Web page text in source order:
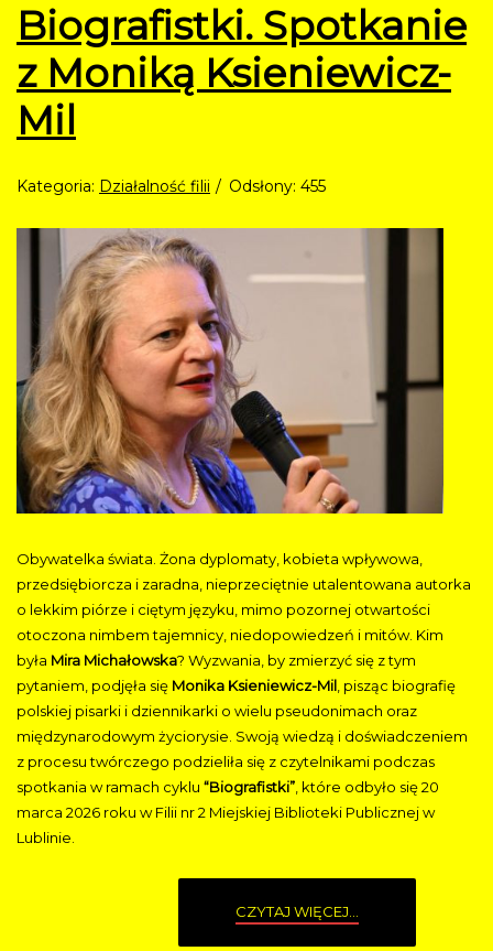
Biografistki. Spotkanie
z Moniką Ksieniewicz-
Mil
Kategoria: Działalność filii Odsłony: 455
Obywatelka świata. Żona dyplomaty, kobieta wpływowa,
przedsiębiorcza i zaradna, nieprzeciętnie utalentowana autorka
o lekkim piórze i ciętym języku, mimo pozornej otwartości
otoczona nimbem tajemnicy, niedopowiedzeń i mitów. Kim
była Mira Michałowska? Wyzwania, by zmierzyć się z tym
pytaniem, podjęła się Monika Ksieniewicz-Mil, pisząc biografię
polskiej pisarki i dziennikarki o wielu pseudonimach oraz
międzynarodowym życiorysie. Swoją wiedzą i doświadczeniem
z procesu twórczego podzieliła się z czytelnikami podczas
spotkania w ramach cyklu “Biografistki”, które odbyło się 20
marca 2026 roku w Filii nr 2 Miejskiej Biblioteki Publicznej w
Lublinie.
CZYTAJ WIĘCEJ...